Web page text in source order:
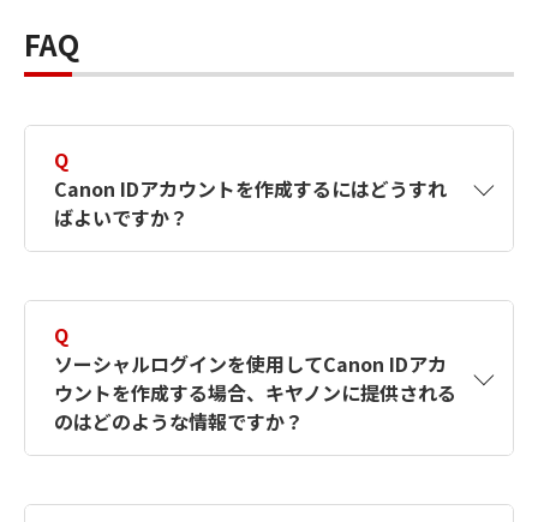
FAQ
Q
Canon IDアカウントを作成するにはどうすれ
ばよいですか？
す。詳しい作成方法は【カメラ】Canon IDとは
何ですか？Canon IDの作成方法は？をご確認く
ださい。
Q
ソーシャルログインを使用してCanon IDアカ
ウントを作成する場合、キヤノンに提供される
のはどのような情報ですか？